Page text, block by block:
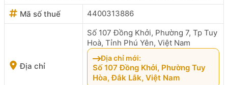
Mã số thuế
4400313886
Địa chỉ
Số 107 Đồng Khởi, Phường 7, Tp Tuy
Hoà, Tỉnh Phú Yên, Việt Nam
Địa chỉ mới:
Số 107 Đồng Khởi, Phường Tuy
Hòa, Đắk Lắk, Việt Nam